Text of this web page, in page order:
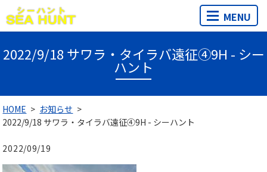
MENU
2022/9/18 サワラ・タイラバ遠征④9H - シー
ハント
HOME
お知らせ
2022/9/18 サワラ・タイラバ遠征④9H - シーハント
2022/09/19